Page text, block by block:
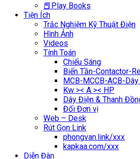
📕Play Books
Tiện Ích
Trắc Nghiệm Kỹ Thuật Điện
Hình Ảnh
Videos
Tính Toán
Chiếu Sáng
Biến Tần-Contactor-
MCB-MCCB-ACB-
Kw >< A >< HP
Dây Điện & Thanh
Đổi Đơn vị
Web – Desk
Rút Gọn Link
phongvan.link/xxx
kapkaa.com/xxx
Diễn Đàn